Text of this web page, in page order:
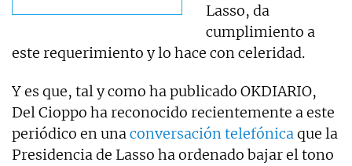
Lasso, da
cumplimiento a
este requerimiento y lo hace con celeridad.
Y es que, tal y como ha publicado OKDIARIO,
Del Cioppo ha reconocido recientemente a este
periódico en unaconversación telefónicaque la
Presidencia de Lasso ha ordenado bajar el tono